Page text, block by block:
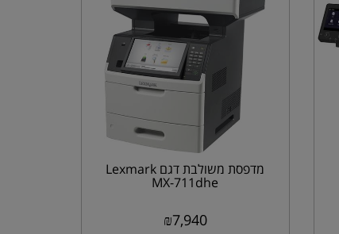
מדפסת משולבת דגם Lexmark
MX-711dhe
₪7,940